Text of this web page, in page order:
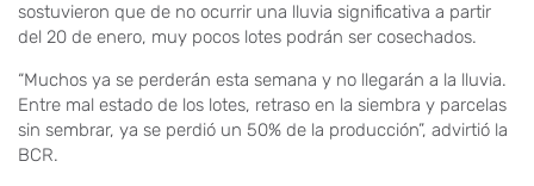
sostuvieron que de no ocurrir una lluvia significativa a partir
del 20 de enero, muy pocos lotes podrán ser cosechados.
“Muchos ya se perderán esta semana y no llegarán a la lluvia.
Entre mal estado de los lotes, retraso en la siembra y parcelas
sin sembrar, ya se perdió un 50% de la producción”, advirtió la
BCR.